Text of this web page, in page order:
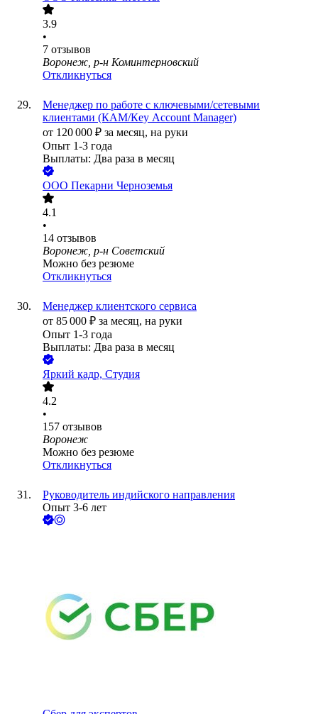
3.9
•
7 отзывов
Воронеж, р-н Коминтерновский
Откликнуться
Менеджер по работе с ключевыми/сетевыми
клиентами (КАМ/Кey Аccount Мanager)
от 120 000 ₽ за месяц, на руки
Опыт 1-3 года
Выплаты: Два раза в месяц
ООО Пекарни Черноземья
4.1
•
14 отзывов
Воронеж, р-н Советский
Можно без резюме
Откликнуться
Менеджер клиентского сервиса
от 85 000 ₽ за месяц, на руки
Опыт 1-3 года
Выплаты: Два раза в месяц
Яркий кадр, Студия
4.2
•
157 отзывов
Воронеж
Можно без резюме
Откликнуться
Руководитель индийского направления
Опыт 3-6 лет